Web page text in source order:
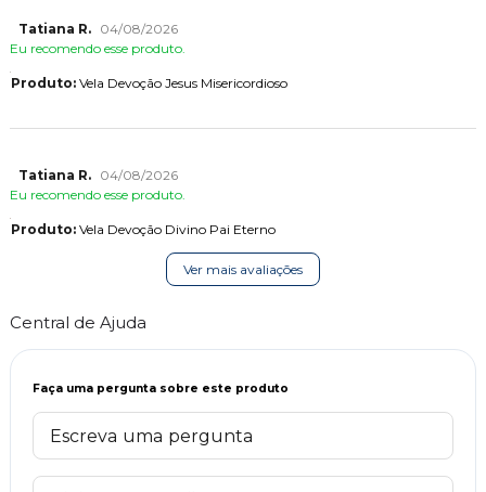
Tatiana R.
04/08/2026
Eu recomendo esse produto.
Produto:Vela Devoção Jesus Misericordioso
Tatiana R.
04/08/2026
Eu recomendo esse produto.
Produto:Vela Devoção Divino Pai Eterno
Ver mais avaliações
Central de Ajuda
Faça uma pergunta sobre este produto